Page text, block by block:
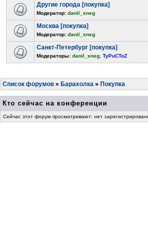
Другие города [покупка]
Модератор: danil_sneg
Москва [покупка]
Модератор: danil_sneg
Санкт-Петербург [покупка]
Модераторы: danil_sneg TyPuCToZ
Список форумов » Барахолка » Покупка
Кто сейчас на конференции
Сейчас этот форум просматривают: нет